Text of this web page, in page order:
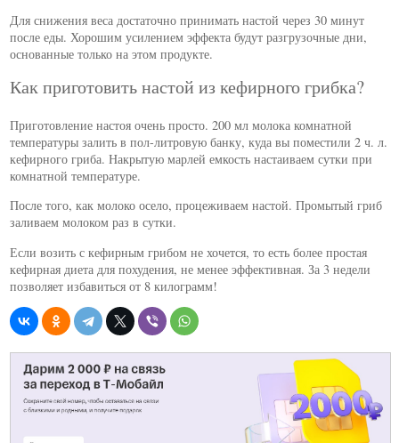
Для снижения веса достаточно принимать настой через 30 минут
после еды. Хорошим усилением эффекта будут разгрузочные дни,
основанные только на этом продукте.
Как приготовить настой из кефирного грибка?
Приготовление настоя очень просто. 200 мл молока комнатной
температуры залить в пол-литровую банку, куда вы поместили 2 ч. л.
кефирного гриба. Накрытую марлей емкость настаиваем сутки при
комнатной температуре.
После того, как молоко осело, процеживаем настой. Промытый гриб
заливаем молоком раз в сутки.
Если возить с кефирным грибом не хочется, то есть более простая
кефирная диета для похудения, не менее эффективная. За 3 недели
позволяет избавиться от 8 килограмм!